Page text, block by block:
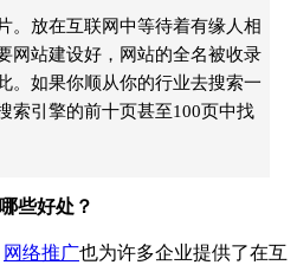
。放在互联网中等待着有缘人相
网站建设好，网站的全名被收录
。如果你顺从你的行业去搜索一
索引擎的前十页甚至100页中找
些好处？
网络推广也为许多企业提供了在互